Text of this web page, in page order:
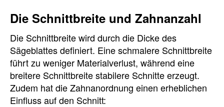
Die Schnittbreite und Zahnanzahl
Die Schnittbreite wird durch die Dicke des
Sägeblattes definiert. Eine schmalere Schnittbreite
führt zu weniger Materialverlust, während eine
breitere Schnittbreite stabilere Schnitte erzeugt.
Zudem hat die Zahnanordnung einen erheblichen
Einfluss auf den Schnitt: